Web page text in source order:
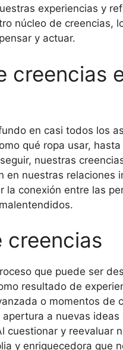
experiencias y
núcleo de creencias,
y actuar.
creencias
en casi todos los
qué ropa usar,
nuestras
nuestras relaciones
conexión entre las
creencias
que puede ser
resultado de
o momentos de
a nuevas ideas
y reevaluar
y enriquecedora que